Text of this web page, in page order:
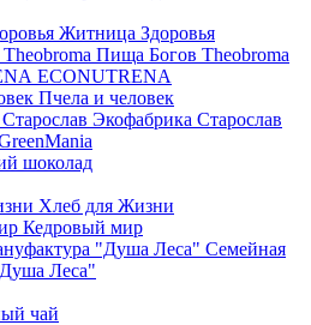
Житница Здоровья
Пища Богов Theobroma
ECONUTRENA
Пчела и человек
Экофабрика Старослав
шоколад
Хлеб для Жизни
Кедровый мир
Семейная
Леса"
чай